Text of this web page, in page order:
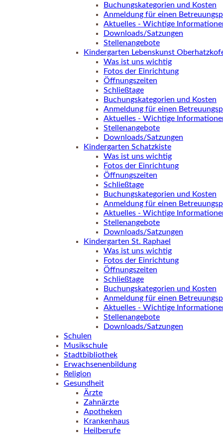
Buchungskategorien und Kosten
Anmeldung für einen
Aktuelles - Wichtige
Downloads/Satzungen
Stellenangebote
Kindergarten Lebenskunst
Was ist uns wichtig
Fotos der Einrichtung
Öffnungszeiten
Schließtage
Buchungskategorien und Kosten
Anmeldung für einen
Aktuelles - Wichtige
Stellenangebote
Downloads/Satzungen
Kindergarten Schatzkiste
Was ist uns wichtig
Fotos der Einrichtung
Öffnungszeiten
Schließtage
Buchungskategorien und Kosten
Anmeldung für einen
Aktuelles - Wichtige
Stellenangebote
Downloads/Satzungen
Kindergarten St. Raphael
Was ist uns wichtig
Fotos der Einrichtung
Öffnungszeiten
Schließtage
Buchungskategorien und Kosten
Anmeldung für einen
Aktuelles - Wichtige
Stellenangebote
Downloads/Satzungen
Schulen
Musikschule
Stadtbibliothek
Erwachsenenbildung
Religion
Gesundheit
Ärzte
Zahnärzte
Apotheken
Krankenhaus
Heilberufe